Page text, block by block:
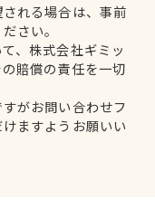
れる場合は、事前
さい。
、株式会社ギミッ
賠償の責任を一切
がお問い合わせフ
ますようお願いい